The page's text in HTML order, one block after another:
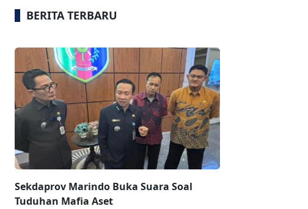
BERITA TERBARU
Sekdaprov Marindo Buka Suara Soal
Tuduhan Mafia Aset